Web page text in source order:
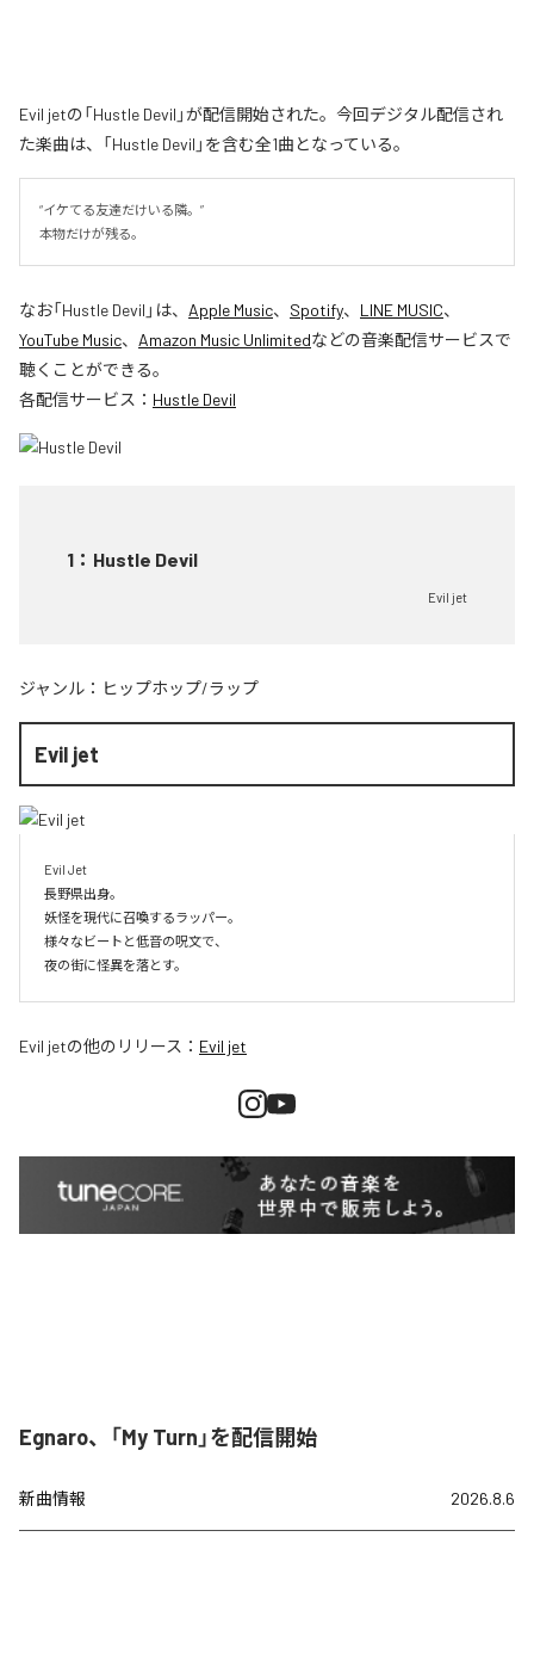
Evil jetの「Hustle Devil」が配信開始された。今回デジタル配信され
た楽曲は、「Hustle Devil」を含む全1曲となっている。
“イケてる友達だけいる隣。”
本物だけが残る。
なお「Hustle Devil 」は、 Apple Music、 Spotify、 LINE MUSIC、
YouTube Music、 Amazon Music Unlimitedなどの音楽配信サービスで
聴くことができる。
各配信サービス： Hustle Devil
1 ： Hustle Devil
Evil jet
ジャンル： ヒップホップ/ラップ
Evil jet
Evil Jet
長野県出身。
妖怪を現代に召喚するラッパー。
様々なビートと低音の呪文で、
夜の街に怪異を落とす。
Evil jetの他のリリース： Evil jet
Egnaro、「My Turn」を配信開始
新曲情報 2026.8.6